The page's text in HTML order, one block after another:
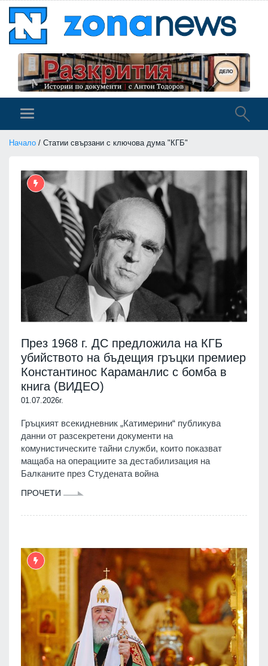
Начало / Статии свързани с ключова дума "КГБ"
През 1968 г. ДС предложила на КГБ
убийството на бъдещия гръцки премиер
Константинос Караманлис с бомба в
книга (ВИДЕО)
01.07.2026г.
Гръцкият всекидневник „Катимерини“ публикува
данни от разсекретени документи на
комунистическите тайни служби, които показват
мащаба на операциите за дестабилизация на
Балканите през Студената война
ПРОЧЕТИ